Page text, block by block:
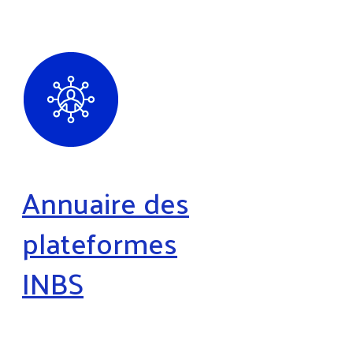
Annuaire des
plateformes
INBS